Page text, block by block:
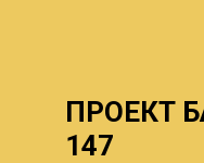
ПРОЕКТ
147